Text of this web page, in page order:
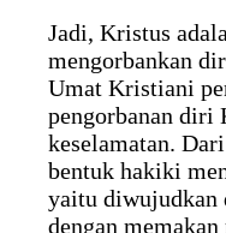
Jadi, Kristus
mengorbankan
Umat Kristiani
pengorbanan diri
keselamatan.
bentuk hakiki
yaitu diwujudkan
dengan